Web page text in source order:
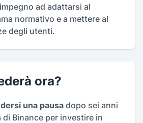
ad adattarsi al
normativo e a mettere al
degli utenti.
ora?
una pausa dopo sei anni
Binance per investire in